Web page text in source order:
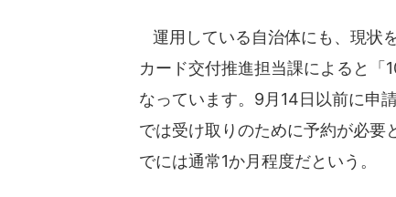
運用している自治体にも、現状
カード交付推進担当課によると「
なっています。9月14日以前に申
では受け取りのために予約が必要
でには通常1か月程度だという。